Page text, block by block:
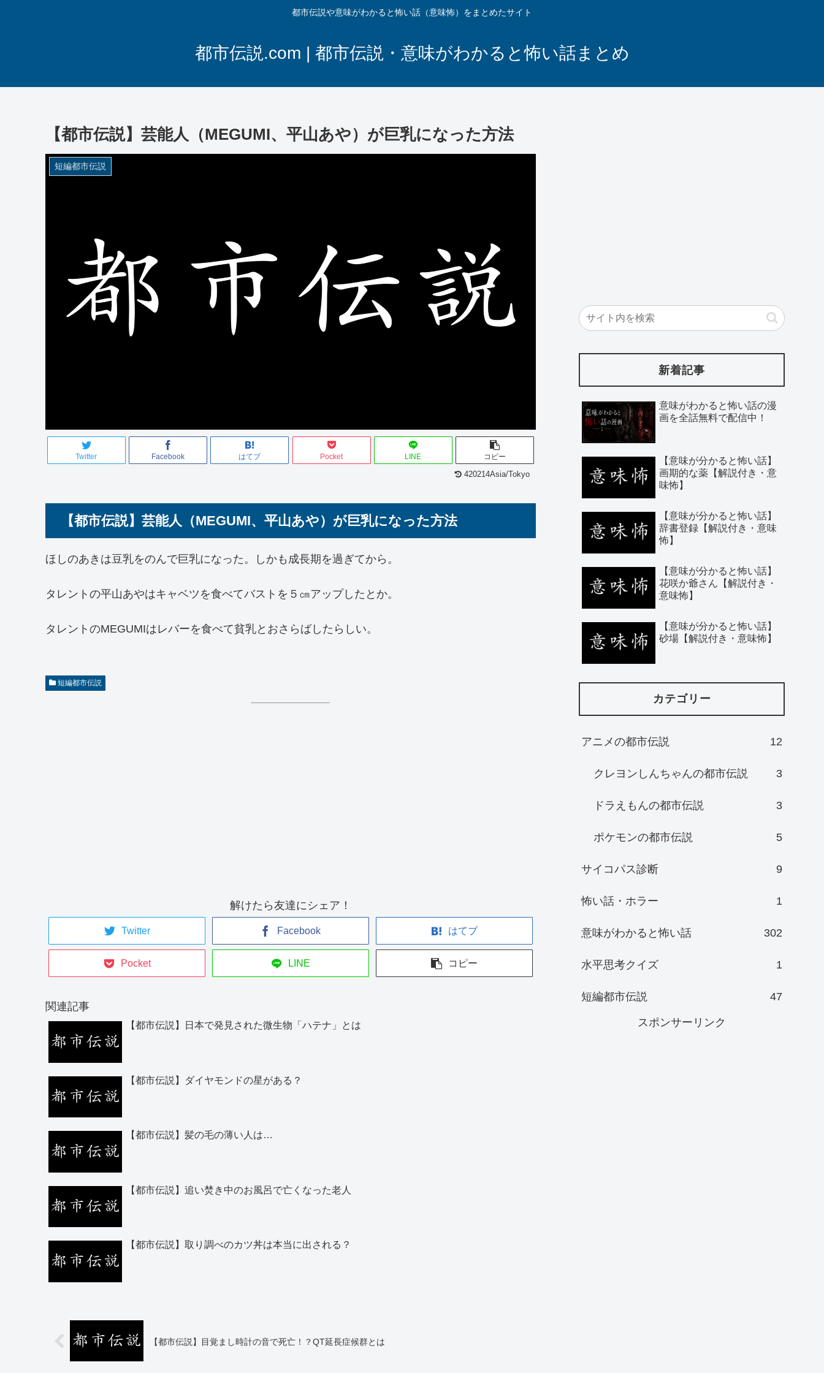
都市伝説や意味がわかると怖い話（意味怖）をまとめたサイト
都市伝説.com | 都市伝説・意味がわかると怖い話まとめ
【都市伝説】芸能人（MEGUMI、平山あや）が巨乳になった方法
短編都市伝説
Twitter Facebook はてブ Pocket LINE コピー
420214Asia/Tokyo
【都市伝説】芸能人（MEGUMI、平山あや）が巨乳になった方法
ほしのあきは豆乳をのんで巨乳になった。しかも成長期を過ぎてから。
タレントの平山あやはキャベツを食べてバストを５㎝アップしたとか。
タレントのMEGUMIはレバーを食べて貧乳とおさらばしたらしい。
短編都市伝説
解けたら友達にシェア！
Twitter Facebook はてブ
Pocket LINE コピー
関連記事
【都市伝説】日本で発見された微生物「ハテナ」とは
【都市伝説】ダイヤモンドの星がある？
【都市伝説】髪の毛の薄い人は…
【都市伝説】追い焚き中のお風呂で亡くなった老人
【都市伝説】取り調べのカツ丼は本当に出される？
【都市伝説】目覚まし時計の音で死亡！？QT延長症候群とは
新着記事
意味がわかると怖い話の漫
画を全話無料で配信中！
【意味が分かると怖い話】
画期的な薬【解説付き・意
味怖】
【意味が分かると怖い話】
辞書登録【解説付き・意味
怖】
【意味が分かると怖い話】
花咲か爺さん【解説付き・
意味怖】
【意味が分かると怖い話】
砂場【解説付き・意味怖】
カテゴリー
アニメの都市伝説 12
クレヨンしんちゃんの都市伝説 3
ドラえもんの都市伝説 3
ポケモンの都市伝説 5
サイコパス診断 9
怖い話・ホラー 1
意味がわかると怖い話 302
水平思考クイズ 1
短編都市伝説 47
スポンサーリンク